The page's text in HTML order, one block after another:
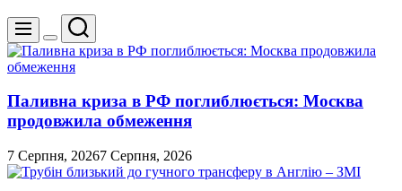
Меню
Перемикач
кольорового
режиму
Пошук
Паливна криза в РФ поглиблюється: Москва
продовжила обмеження
7 Серпня, 20267 Серпня, 2026